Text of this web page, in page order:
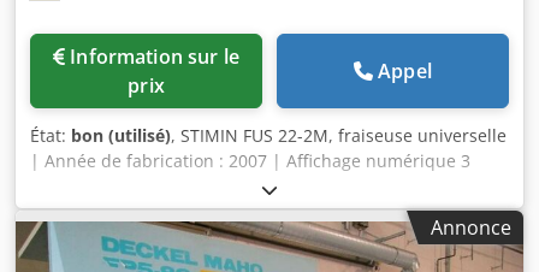
prix
Appel
État: bon (utilisé), STIMIN FUS 22-2M, fraiseuse universelle
| Année de fabrication : 2007 | Affichage numérique 3
axes Acu-Rite 200S. Caractéristiques techniques : *
Fabricant : STIMIN * Type : FUS 22-2M * Année de
fabrication : 2007 * 3 × 400 V / 50 Hz * Puissance absorbée
: 2,5 kW * Porte-outil : ISO 40 (SK40) * Courses
Annonce